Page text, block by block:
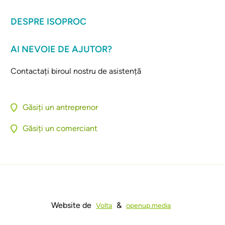
DESPRE ISOPROC
AI NEVOIE DE AJUTOR?
Contactați biroul nostru de asistență
Găsiți un antreprenor
Găsiți un comerciant
Website de Volta & openup.media